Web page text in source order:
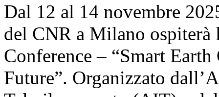
Dal 12 al 14 novembre
del CNR a Milano
Conference – “Smart
Future”. Organizzato